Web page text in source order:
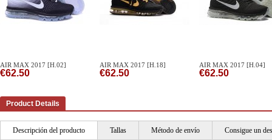
AIR MAX 2017 [H.02]
€62.50
AIR MAX 2017 [H.18]
€62.50
AIR MAX 2017 [H.04]
€62.50
Product Details
Descripción del producto Tallas Método de envío Consigue un